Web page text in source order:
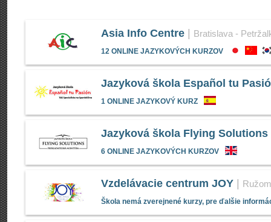
Asia Info Centre Bratislava -
12 ONLINE JAZYKOVÝCH KURZOV
Jazyková škola Español tu
1 ONLINE JAZYKOVÝ KURZ
Jazyková škola Flying Solutions
6 ONLINE JAZYKOVÝCH KURZOV
Vzdelávacie centrum JOY
Škola nemá zverejnené kurzy, pre ďalšie